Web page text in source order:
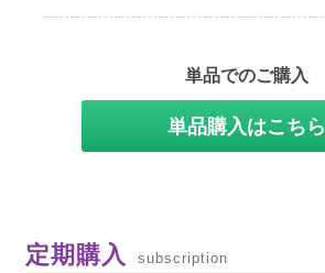
単品でのご購入
単品購入はこちら
定期購入 subscription